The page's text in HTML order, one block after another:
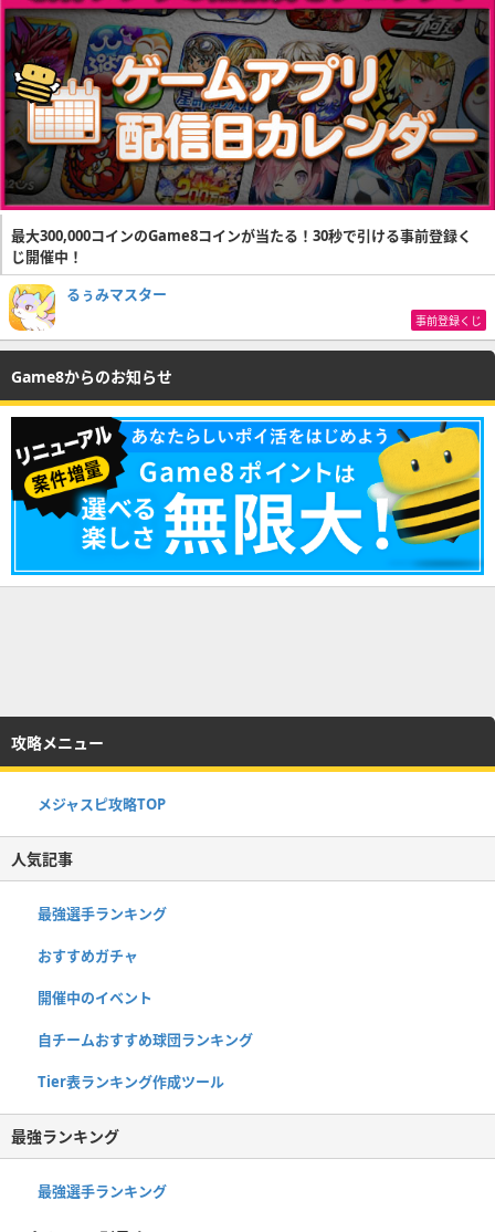
最大300,000コインのGame8コインが当たる！30秒で引ける事前登録く
じ開催中！
るぅみマスター
事前登録くじ
Game8からのお知らせ
攻略メニュー
メジャスピ攻略TOP
人気記事
最強選手ランキング
おすすめガチャ
開催中のイベント
自チームおすすめ球団ランキング
Tier表ランキング作成ツール
最強ランキング
最強選手ランキング